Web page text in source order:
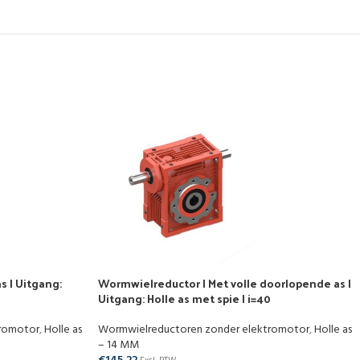
| Uitgang:
,Holle as
Wormwielreductor | Met volle doorlopende as |
Uitgang: Holle as met spie | i=40
Wormwielreductoren zonder elektromotor,Holle as
– 14 MM